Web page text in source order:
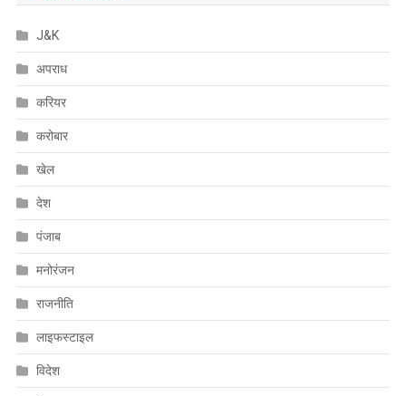
J&K
अपराध
करियर
करोबार
खेल
देश
पंजाब
मनोरंजन
राजनीति
लाइफस्टाइल
विदेश